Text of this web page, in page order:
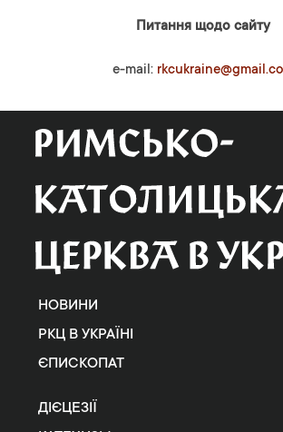
Питання щодо сайту
e-mail:
НОВИНИ
РКЦ В УКРАЇНІ
ЄПИСКОПАТ
ДІЄЦЕЗІЇ